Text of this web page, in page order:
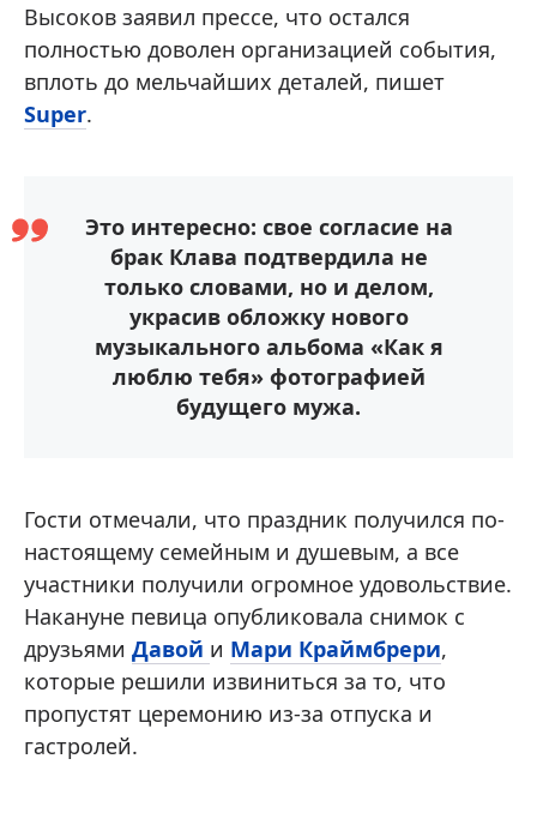
Высоков заявил прессе, что остался
полностью доволен организацией события,
вплоть до мельчайших деталей, пишет
Super.
Это интересно: свое согласие на
брак Клава подтвердила не
только словами, но и делом,
украсив обложку нового
музыкального альбома «Как я
люблю тебя» фотографией
будущего мужа.
Гости отмечали, что праздник получился по-
настоящему семейным и душевым, а все
участники получили огромное удовольствие.
Накануне певица опубликовала снимок с
друзьями Давой и Мари Краймбрери,
которые решили извиниться за то, что
пропустят церемонию из-за отпуска и
гастролей.